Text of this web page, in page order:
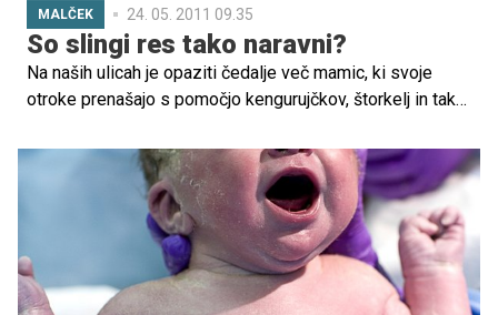
MALČEK 24. 05. 2011 09.35
So slingi res tako naravni?
Na naših ulicah je opaziti čedalje več mamic, ki svoje
otroke prenašajo s pomočjo kengurujčkov, štorkelj in tako
položaja niso primerni za otrokov telesni razvoj, opozarja
fizioterapevtka Špela Gorenc Jazbec.